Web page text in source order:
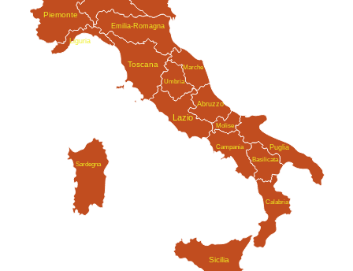
Abruzzo
Puglia
Basilicata
Calabria
Campania
Emilia-Romagna
Lazio
Liguria
Marche
Molise
Piemonte
Sardegna
Sicilia
Toscana
Umbria